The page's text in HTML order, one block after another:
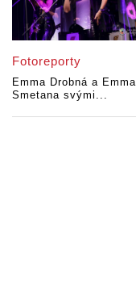
Fotoreporty
Emma Drobná a Emma
Smetana svými...